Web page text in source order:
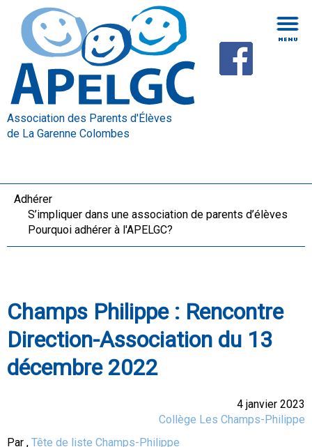
Association des Parents d'Élèves
de La Garenne Colombes
Adhérer
S’impliquer dans une association de parents d’élèves
Pourquoi adhérer à l'APELGC?
Champs Philippe : Rencontre
Direction-Association du 13
décembre 2022
4 janvier 2023
Collège Les Champs-Philippe
Par , Tête de liste Champs-Philippe